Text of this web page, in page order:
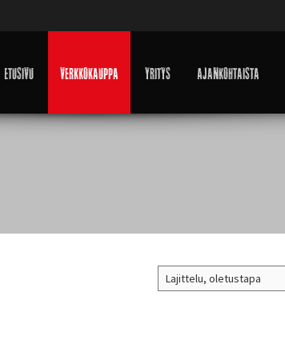
Etusivu Verkkokauppa Yritys Ajankohtaista